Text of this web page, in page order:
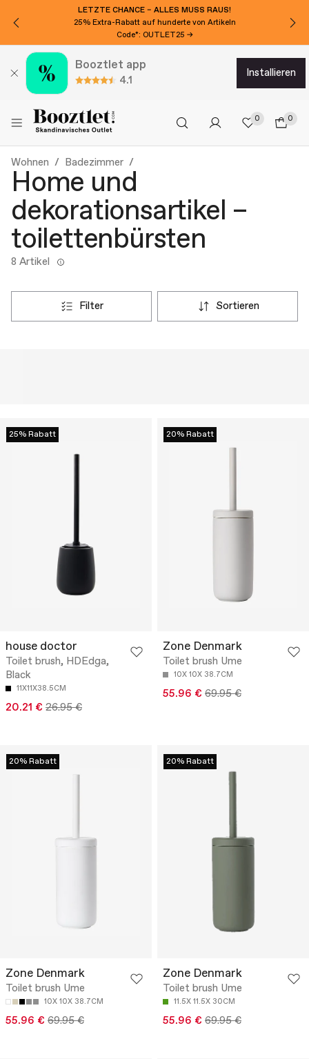
LETZTE CHANCE – ALLES MUSS RAUS!
25% Extra-Rabatt auf hunderte von Artikeln
Code*: OUTLET25 →
Booztlet app
4.1
installieren
0 0
Wohnen Badezimmer
Home und
dekorationsartikel –
toilettenbürsten
8 Artikel
filter sortieren
25% Rabatt
house doctor
Toilet brush, HDEdga,
Black
11X11X38.5CM
20.21 € 26.95 €
20% Rabatt
Zone Denmark
Toilet brush Ume
10X 10X 38.7CM
55.96 € 69.95 €
20% Rabatt
Zone Denmark
Toilet brush Ume
10X 10X 38.7CM
55.96 € 69.95 €
20% Rabatt
Zone Denmark
Toilet brush Ume
11.5X 11.5X 30CM
55.96 € 69.95 €